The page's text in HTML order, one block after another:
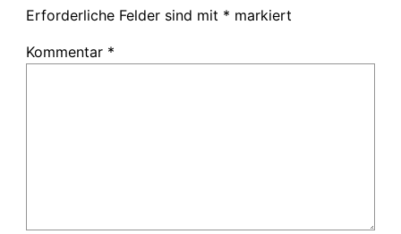
Erforderliche Felder sind mit * markiert
Kommentar *